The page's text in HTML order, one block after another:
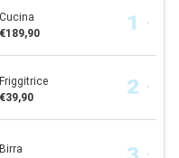
Cucina
€189,90
Friggitrice
€39,90
Birra